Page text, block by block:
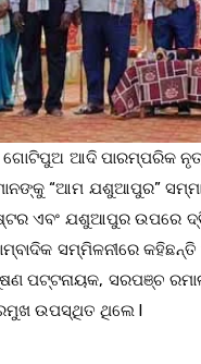
ଗୋଟିପୁଅ ଆଦି ପାରମ୍ପରିକ
“ଆମ ଯଶୁଆପୁର”
ଏବଂ ଯଶୁଆପୁର ଉପରେ
ସମ୍ମିଳନୀରେ କହିଛନ୍ତି
ସରପଞ୍ଚ
ଉପସ୍ଥିତ ଥିଲେ l